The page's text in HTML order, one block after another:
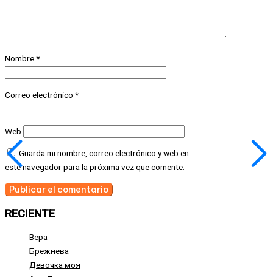
Nombre*
Correo electrónico *
Web
Guarda mi nombre, correo electrónico y web en
este navegador para la próxima vez que comente.
RECIENTE
Вера
Брежнева –
Девочка моя